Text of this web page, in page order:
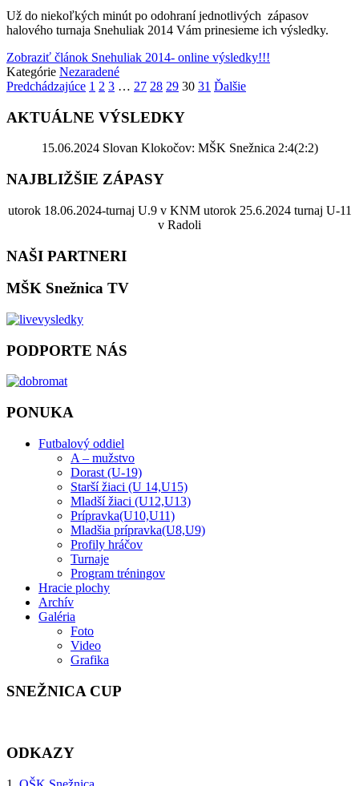
Už do niekoľkých minút po odohraní jednotlivých zápasov
halového turnaja Snehuliak 2014 Vám prinesieme ich výsledky.
Zobraziť článok Snehuliak 2014- online výsledky!!!
Kategórie Nezaradené
Predchádzajúce 1 2 3 … 27 28 29 30 31 Ďalšie
AKTUÁLNE VÝSLEDKY
15.06.2024 Slovan Klokočov: MŠK Snežnica 2:4(2:2)
NAJBLIŽŠIE ZÁPASY
utorok 18.06.2024-turnaj U.9 v KNM utorok 25.6.2024 turnaj U-11
v Radoli
NAŠI PARTNERI
MŠK Snežnica TV
PODPORTE NÁS
PONUKA
Futbalový oddiel
A – mužstvo
Dorast (U-19)
Starší žiaci (U 14,U15)
Mladší žiaci (U12,U13)
Prípravka(U10,U11)
Mladšia prípravka(U8,U9)
Profily hráčov
Turnaje
Program tréningov
Hracie plochy
Archív
Galéria
Foto
Video
Grafika
SNEŽNICA CUP
ODKAZY